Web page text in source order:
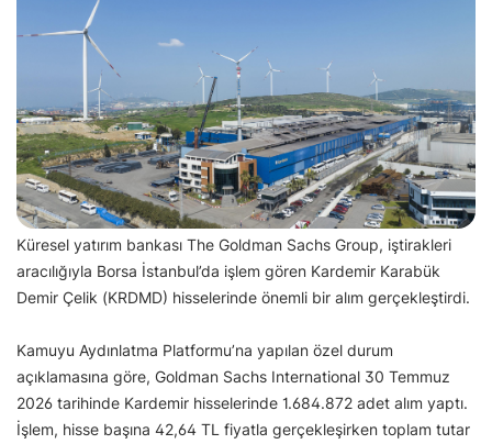
Küresel yatırım bankası The Goldman Sachs Group, iştirakleri
aracılığıyla Borsa İstanbul’da işlem gören Kardemir Karabük
Demir Çelik (KRDMD) hisselerinde önemli bir alım gerçekleştirdi.
Kamuyu Aydınlatma Platformu’na yapılan özel durum
açıklamasına göre, Goldman Sachs International 30 Temmuz
2026 tarihinde Kardemir hisselerinde 1.684.872 adet alım yaptı.
İşlem, hisse başına 42,64 TL fiyatla gerçekleşirken toplam tutar